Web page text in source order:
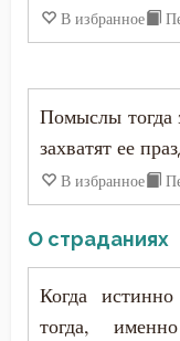
Совесть
Сокрушение
Сострадание
Спасение
Справедливость
В избранное
Помыслы тогда
захватят ее
В избранное
О страданиях
Когда
тогда,